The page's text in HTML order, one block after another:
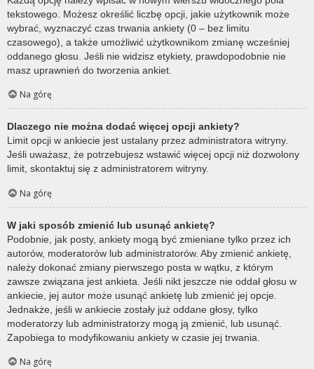
tekstowego. Możesz określić liczbę opcji, jakie użytkownik może
wybrać, wyznaczyć czas trwania ankiety (0 – bez limitu
czasowego), a także umożliwić użytkownikom zmianę wcześniej
oddanego głosu. Jeśli nie widzisz etykiety, prawdopodobnie nie
masz uprawnień do tworzenia ankiet.
Na górę
Dlaczego nie można dodać więcej opcji ankiety?
Limit opcji w ankiecie jest ustalany przez administratora witryny.
Jeśli uważasz, że potrzebujesz wstawić więcej opcji niż dozwolony
limit, skontaktuj się z administratorem witryny.
Na górę
W jaki sposób zmienić lub usunąć ankietę?
Podobnie, jak posty, ankiety mogą być zmieniane tylko przez ich
autorów, moderatorów lub administratorów. Aby zmienić ankietę,
należy dokonać zmiany pierwszego posta w wątku, z którym
zawsze związana jest ankieta. Jeśli nikt jeszcze nie oddał głosu w
ankiecie, jej autor może usunąć ankietę lub zmienić jej opcje.
Jednakże, jeśli w ankiecie zostały już oddane głosy, tylko
moderatorzy lub administratorzy mogą ją zmienić, lub usunąć.
Zapobiega to modyfikowaniu ankiety w czasie jej trwania.
Na górę